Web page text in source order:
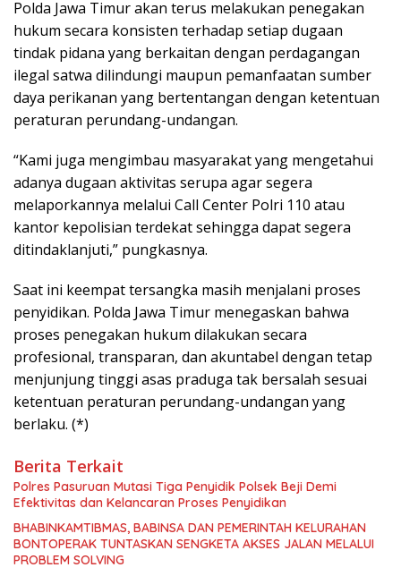
Polda Jawa Timur akan terus melakukan penegakan
hukum secara konsisten terhadap setiap dugaan
tindak pidana yang berkaitan dengan perdagangan
ilegal satwa dilindungi maupun pemanfaatan sumber
daya perikanan yang bertentangan dengan ketentuan
peraturan perundang-undangan.
“Kami juga mengimbau masyarakat yang mengetahui
adanya dugaan aktivitas serupa agar segera
melaporkannya melalui Call Center Polri 110 atau
kantor kepolisian terdekat sehingga dapat segera
ditindaklanjuti,” pungkasnya.
Saat ini keempat tersangka masih menjalani proses
penyidikan. Polda Jawa Timur menegaskan bahwa
proses penegakan hukum dilakukan secara
profesional, transparan, dan akuntabel dengan tetap
menjunjung tinggi asas praduga tak bersalah sesuai
ketentuan peraturan perundang-undangan yang
berlaku. (*)
Berita Terkait
Polres Pasuruan Mutasi Tiga Penyidik Polsek Beji Demi
Efektivitas dan Kelancaran Proses Penyidikan
BHABINKAMTIBMAS, BABINSA DAN PEMERINTAH KELURAHAN
BONTOPERAK TUNTASKAN SENGKETA AKSES JALAN MELALUI
PROBLEM SOLVING